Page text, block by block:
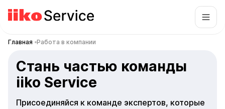
Главная Работа в компании
Стань частью команды
iiko Service
Присоединяйся к команде экспертов, которые